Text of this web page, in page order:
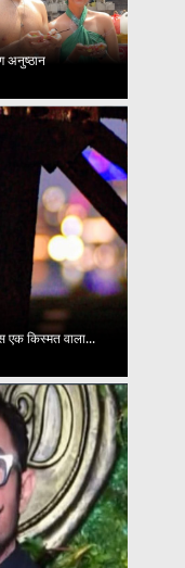
अनुष्ठान
एक किस्मत वाला...